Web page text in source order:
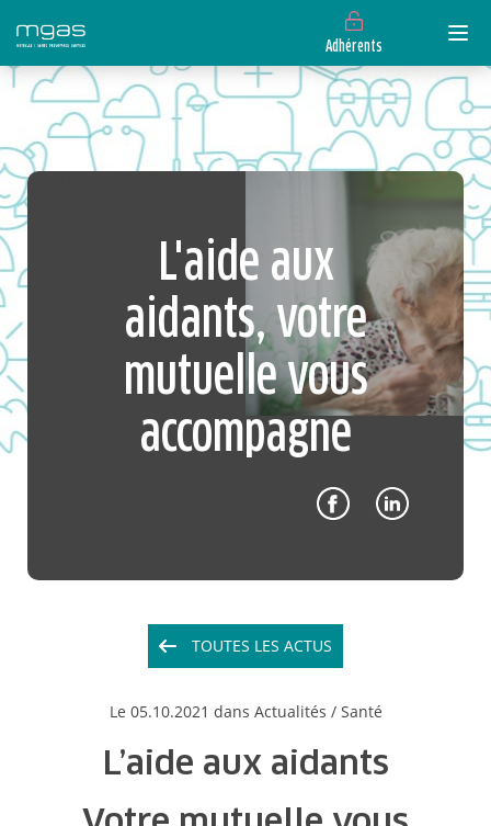
Adhérents
L'aide aux
aidants, votre
mutuelle vous
accompagne
TOUTES LES ACTUS
Le 05.10.2021 dans Actualités / Santé
L’aide aux aidants